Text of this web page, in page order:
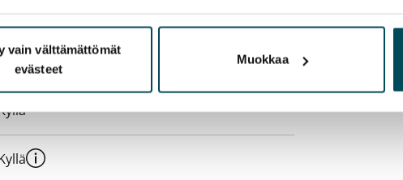
vain välttämättömät
evästeet
Muokkaa
sisältyy 50 M laajakaistaliittymä. Voit
operaattoriin Telia.